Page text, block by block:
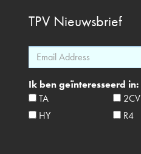
TPV Nieuwsbrief
Ik ben geïnteresseerd in:
TA
2CV
HY
R4